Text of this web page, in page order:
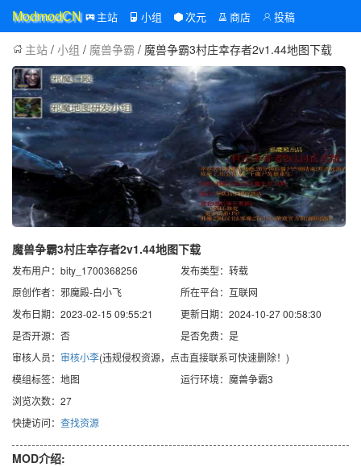
ModmodCN 主站 小组 次元 商店 投稿
主站 / 小组 / 魔兽争霸 / 魔兽争霸3村庄幸存者2v1.44地图下载
魔兽争霸3村庄幸存者2v1.44地图下载
发布用户：bity_1700368256
发布类型：转载
原创作者：邪魔殿-白小飞
所在平台：互联网
发布日期：2023-02-15 09:55:21
更新日期：2024-10-27 00:58:30
是否开源：否
是否免费：是
审核人员： 审核小李(违规侵权资源，点击直接联系可快速删除！)
模组标签：地图
运行环境：魔兽争霸3
浏览次数：27
快捷访问： 查找资源
MOD介绍: